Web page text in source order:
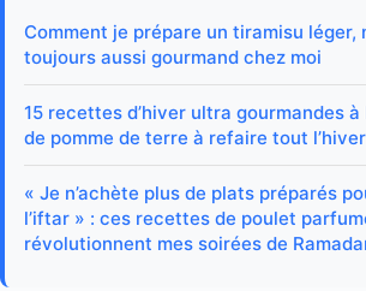
Comment je prépare un tiramisu léger,
toujours aussi gourmand chez moi
15 recettes d’hiver ultra gourmandes à
de pomme de terre à refaire tout l’hiver
« Je n’achète plus de plats préparés
l’iftar » : ces recettes de poulet
révolutionnent mes soirées de